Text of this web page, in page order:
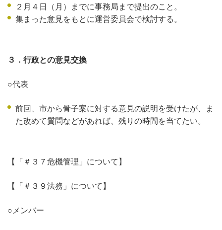
２月４日（月）までに事務局まで提出のこと。
集まった意見をもとに運営委員会で検討する。
３．行政との意見交換
○代表
前回、市から骨子案に対する意見の説明を受けたが、ま
た改めて質問などがあれば、残りの時間を当てたい。
【「＃３７危機管理」について】
【「＃３９法務」について】
○メンバー